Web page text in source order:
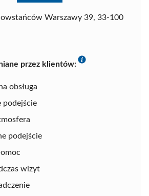
Warszawy 39, 33-100
przez klientów:
obsługa
podejście
podejście
wizyt